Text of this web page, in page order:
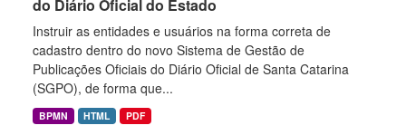
do Diário Oficial do Estado
Instruir as entidades e usuários na forma correta de
cadastro dentro do novo Sistema de Gestão de
Publicações Oficiais do Diário Oficial de Santa Catarina
(SGPO), de forma que...
BPMN HTML PDF